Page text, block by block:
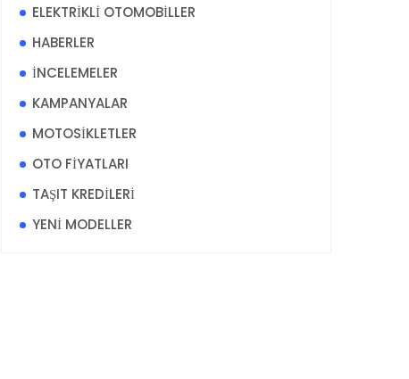
ELEKTRİKLİ OTOMOBİLLER
HABERLER
İNCELEMELER
KAMPANYALAR
MOTOSİKLETLER
OTO FİYATLARI
TAŞIT KREDİLERİ
YENİ MODELLER